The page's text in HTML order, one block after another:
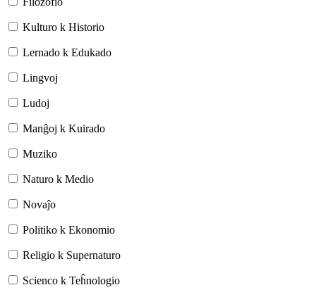
Kulturo k Historio
Lernado k Edukado
Lingvoj
Ludoj
Manĝoj k Kuirado
Muziko
Naturo k Medio
Novaĵo
Politiko k Ekonomio
Religio k Supernaturo
Scienco k Teĥnologio